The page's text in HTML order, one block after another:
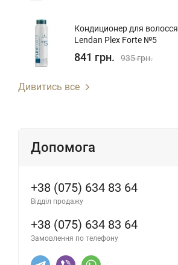
Кондиционер для волосcя
Lendan Plex Forte №5
841 грн. 935 грн.
Дивитись все
Допомога
+38 (075) 634 83 64
Відділ продажу
+38 (075) 634 83 64
Замовлення по телефону